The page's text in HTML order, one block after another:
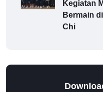
Kegiatan
Bermain
Chi